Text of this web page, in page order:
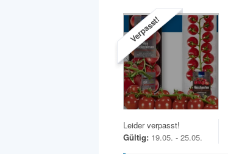
Verpasst!
Leider verpasst!
Gültig: 19.05. - 25.05.